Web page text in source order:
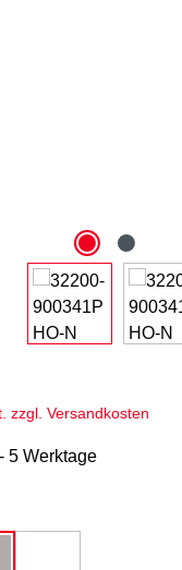
zzgl. Versandkosten
5 Werktage